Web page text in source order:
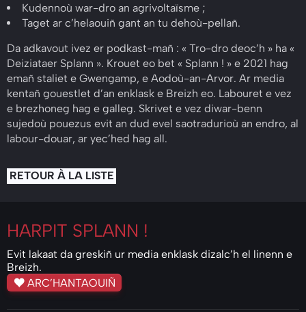
Kudennoù war-dro an agrivoltaïsme ;
Taget ar c’helaouiñ gant an tu dehoù-pellañ.
Da adkavout ivez er podkast-mañ : « Tro-dro deoc’h » ha «
Deiziataer Splann ». Krouet eo bet « Splann ! » e 2021 hag
emañ staliet e Gwengamp, e Aodoù-an-Arvor. Ar media
kentañ gouestlet d’an enklask e Breizh eo. Labouret e vez
e brezhoneg hag e galleg. Skrivet e vez diwar-benn
sujedoù pouezus evit an dud evel saotradurioù an endro, al
labour-douar, ar yec’hed hag all.
RETOUR À LA LISTE
HARPIT SPLANN !
Evit lakaat da greskiñ ur media enklask dizalc’h el linenn e
Breizh.
ARC’HANTAOUIÑ